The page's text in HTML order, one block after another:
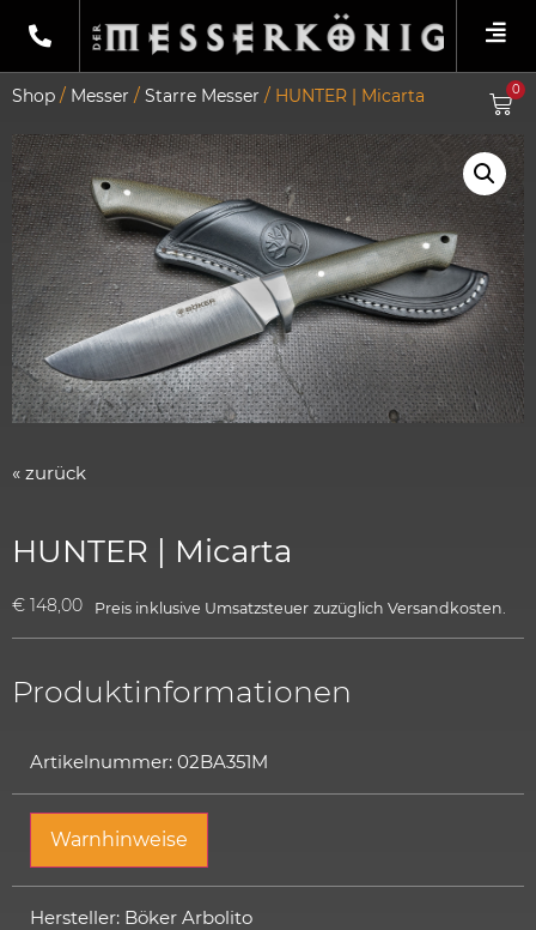
0
Shop / Messer / Starre Messer / HUNTER | Micarta
« zurück
HUNTER | Micarta
€ 148,00 Preis inklusive Umsatzsteuer zuzüglich Versandkosten.
Produktinformationen
Artikelnummer: 02BA351M
Warnhinweise
Hersteller: Böker Arbolito